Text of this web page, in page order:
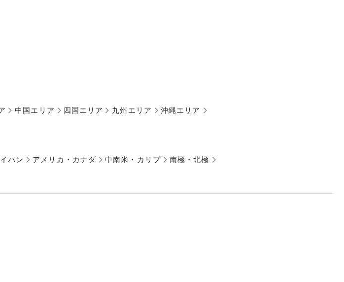
中国エリア 四国エリア 九州エリア 沖縄エリア
パン アメリカ・カナダ 中南米・カリブ 南極・北極